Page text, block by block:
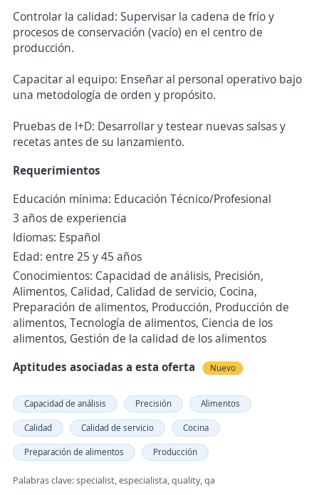
Controlar la calidad: Supervisar la cadena de frío y
procesos de conservación (vacío) en el centro de
producción.
Capacitar al equipo: Enseñar al personal operativo bajo
una metodología de orden y propósito.
Pruebas de I+D: Desarrollar y testear nuevas salsas y
recetas antes de su lanzamiento.
Requerimientos
Educación mínima: Educación Técnico/Profesional
3 años de experiencia
Idiomas: Español
Edad: entre 25 y 45 años
Conocimientos: Capacidad de análisis, Precisión,
Alimentos, Calidad, Calidad de servicio, Cocina,
Preparación de alimentos, Producción, Producción de
alimentos, Tecnología de alimentos, Ciencia de los
alimentos, Gestión de la calidad de los alimentos
Aptitudes asociadas a esta oferta
Nuevo
Capacidad de análisis Precisión
Alimentos
Calidad
Calidad de servicio
Cocina
Preparación de alimentos
Producción
Palabras clave: specialist, especialista, quality, qa